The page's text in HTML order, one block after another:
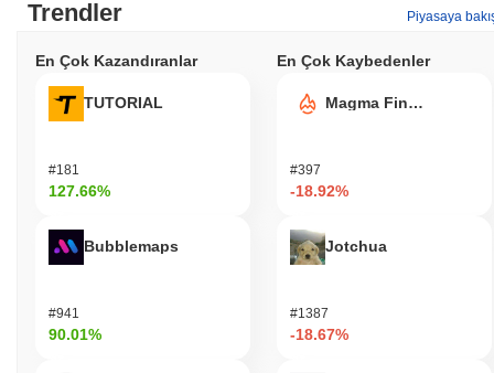
Trendler Piyasaya
En Çok Kazandıranlar
TUTORIAL
#181
127.66%
Bubblemaps
#941
90.01%
En Çok Kaybedenler
Magma Finance
#397
-18.92%
Jotchua
#1387
-18.67%